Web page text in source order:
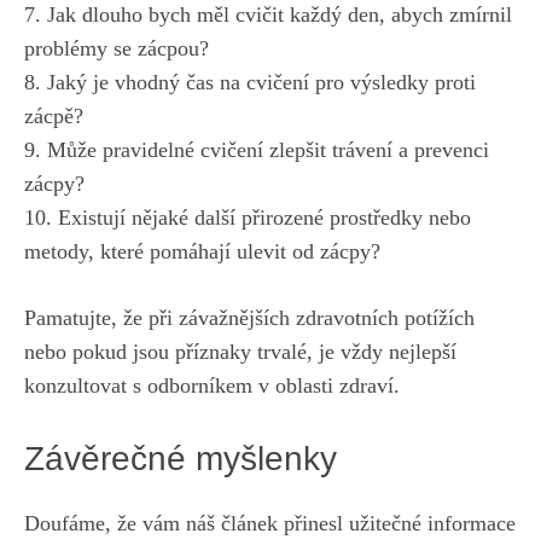
7. Jak dlouho⁣ bych měl cvičit každý den, abych zmírnil
problémy se zácpou?
8. Jaký je vhodný čas na ⁤cvičení pro výsledky proti
zácpě?
9. Může‍ pravidelné cvičení zlepšit trávení​ a prevenci
zácpy?
10. Existují ‍nějaké další ‍přirozené‍ prostředky⁤ nebo
⁣metody, které pomáhají ulevit od zácpy?
Pamatujte,‌ že při závažnějších zdravotních potížích
nebo pokud jsou příznaky trvalé, je ⁣vždy nejlepší
konzultovat s odborníkem v oblasti zdraví.
Závěrečné myšlenky
Doufáme, že vám náš článek přinesl užitečné informace